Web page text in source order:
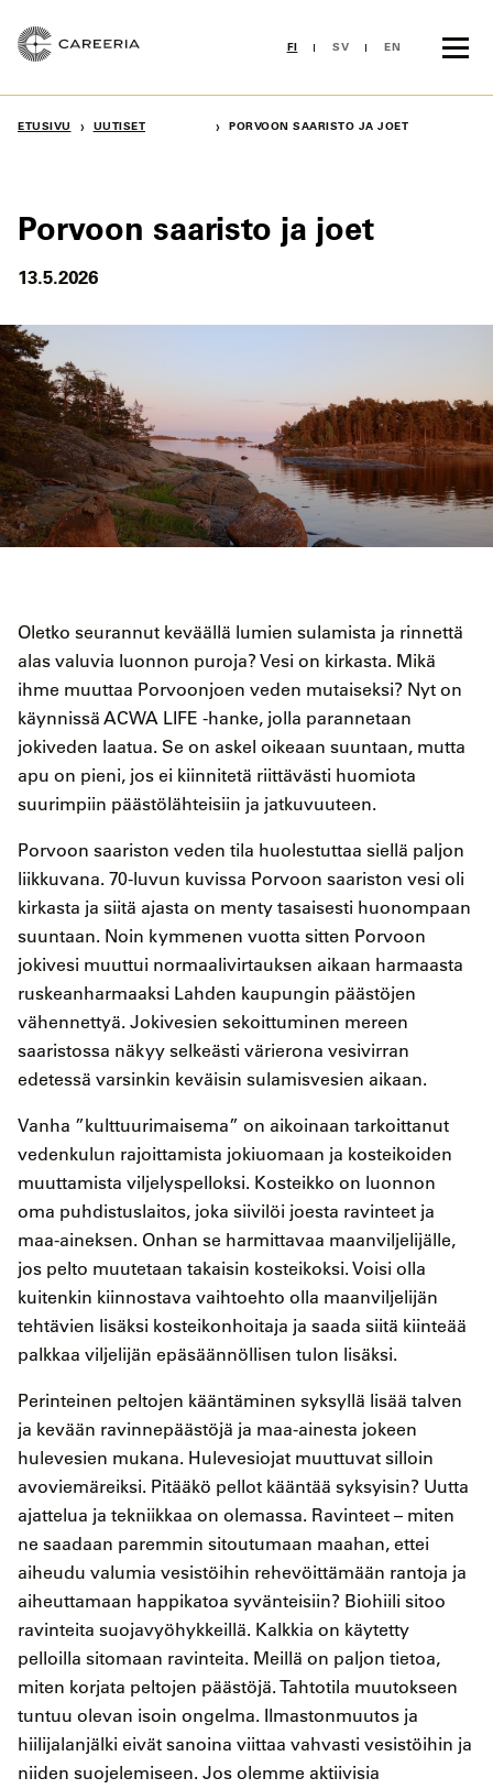
sisältöön
FI SV EN
ETUSIVU › UUTISET › PORVOON SAARISTO JA JOET
Porvoon saaristo ja joet
13.5.2026
Oletko seurannut keväällä lumien sulamista ja rinnettä
alas valuvia luonnon puroja? Vesi on kirkasta. Mikä
ihme muuttaa Porvoonjoen veden mutaiseksi? Nyt on
käynnissä ACWA LIFE -hanke, jolla parannetaan
jokiveden laatua. Se on askel oikeaan suuntaan, mutta
apu on pieni, jos ei kiinnitetä riittävästi huomiota
suurimpiin päästölähteisiin ja jatkuvuuteen.
Porvoon saariston veden tila huolestuttaa siellä paljon
liikkuvana. 70-luvun kuvissa Porvoon saariston vesi oli
kirkasta ja siitä ajasta on menty tasaisesti huonompaan
suuntaan. Noin kymmenen vuotta sitten Porvoon
jokivesi muuttui normaalivirtauksen aikaan harmaasta
ruskeanharmaaksi Lahden kaupungin päästöjen
vähennettyä. Jokivesien sekoittuminen mereen
saaristossa näkyy selkeästi värierona vesivirran
edetessä varsinkin keväisin sulamisvesien aikaan.
Vanha ”kulttuurimaisema” on aikoinaan tarkoittanut
vedenkulun rajoittamista jokiuomaan ja kosteikoiden
muuttamista viljelyspelloksi. Kosteikko on luonnon
oma puhdistuslaitos, joka siivilöi joesta ravinteet ja
maa-aineksen. Onhan se harmittavaa maanviljelijälle,
jos pelto muutetaan takaisin kosteikoksi. Voisi olla
kuitenkin kiinnostava vaihtoehto olla maanviljelijän
tehtävien lisäksi kosteikonhoitaja ja saada siitä kiinteää
palkkaa viljelijän epäsäännöllisen tulon lisäksi.
Perinteinen peltojen kääntäminen syksyllä lisää talven
ja kevään ravinnepäästöjä ja maa-ainesta jokeen
hulevesien mukana. Hulevesiojat muuttuvat silloin
avoviemäreiksi. Pitääkö pellot kääntää syksyisin? Uutta
ajattelua ja tekniikkaa on olemassa. Ravinteet – miten
ne saadaan paremmin sitoutumaan maahan, ettei
aiheudu valumia vesistöihin rehevöittämään rantoja ja
aiheuttamaan happikatoa syvänteisiin? Biohiili sitoo
ravinteita suojavyöhykkeillä. Kalkkia on käytetty
pelloilla sitomaan ravinteita. Meillä on paljon tietoa,
miten korjata peltojen päästöjä. Tahtotila muutokseen
tuntuu olevan isoin ongelma. Ilmastonmuutos ja
hiilijalanjälki eivät sanoina viittaa vahvasti vesistöihin ja
niiden suojelemiseen. Jos olemme aktiivisia